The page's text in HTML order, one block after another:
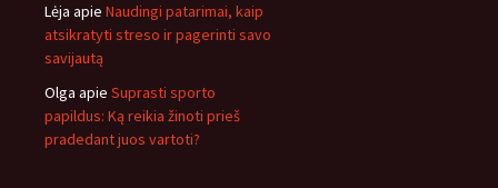
Lėja apie Naudingi patarimai, kaip
atsikratyti streso ir pagerinti savo
savijautą
Olga apie Suprasti sporto
papildus: Ką reikia žinoti prieš
pradedant juos vartoti?